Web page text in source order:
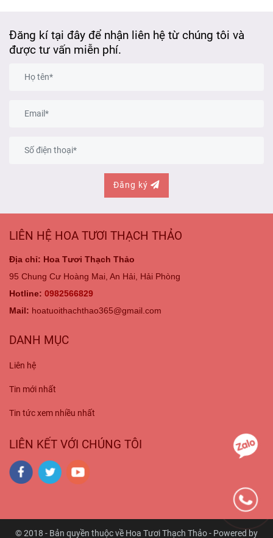
Đăng kí tại đây để nhận liên hệ từ chúng tôi và
được tư vấn miễn phí.
Đăng ký
LIÊN HỆ HOA TƯƠI THẠCH THẢO
Địa chỉ: Hoa Tươi Thạch Thảo
95 Chung Cư Hoàng Mai, An Hải, Hải Phòng
Hotline: 0982566829
Mail: hoatuoithachthao365@gmail.com
DANH MỤC
Liên hệ
Tin mới nhất
Tin tức xem nhiều nhất
LIÊN KẾT VỚI CHÚNG TÔI
© 2018 - Bản quyền thuộc về Hoa Tươi Thạch Thảo - Powered by